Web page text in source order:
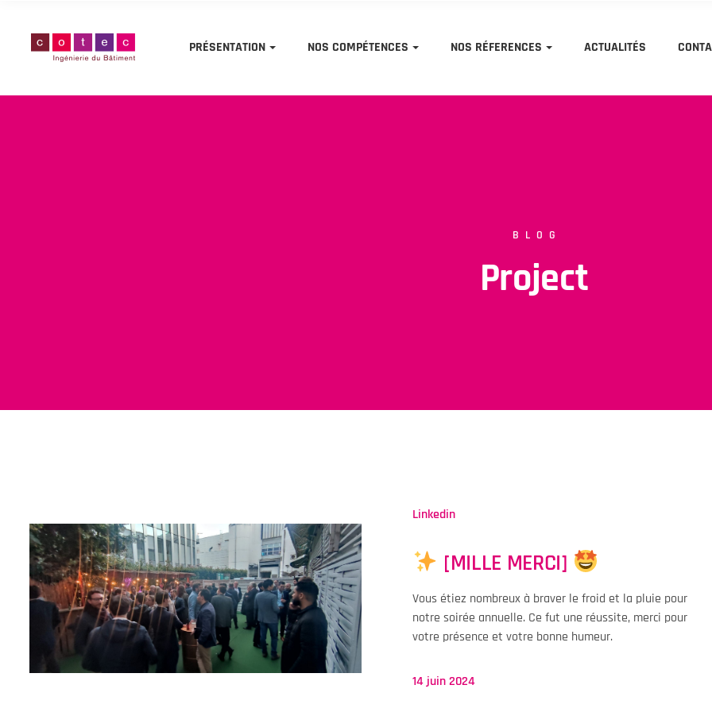
PRÉSENTATION NOS COMPÉTENCES NOS RÉFERENCES ACTUALITÉS
BLOG
Project
Linkedin
[MILLE MERCI]
Vous étiez nombreux à braver le froid et la pluie pour
notre soirée annuelle. Ce fut une réussite, merci pour
votre présence et votre bonne humeur.
14 juin 2024